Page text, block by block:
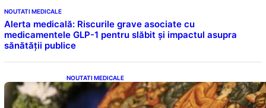
NOUTATI MEDICALE
Alerta medicală: Riscurile grave asociate cu
medicamentele GLP-1 pentru slăbit și impactul asupra
sănătății publice
NOUTATI MEDICALE
Postul Adormirii Maicii Domnului: Tradiții,
Superstiții și Implicații Spiritualitate în 2026